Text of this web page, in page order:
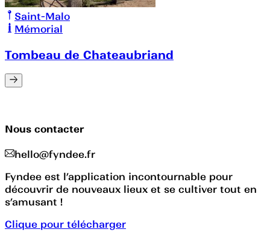
Saint-Malo
Mémorial
Tombeau de Chateaubriand
Nous contacter
hello@fyndee.fr
Fyndee est l’application incontournable pour
découvrir de nouveaux lieux et se cultiver tout en
s’amusant !
Clique pour télécharger